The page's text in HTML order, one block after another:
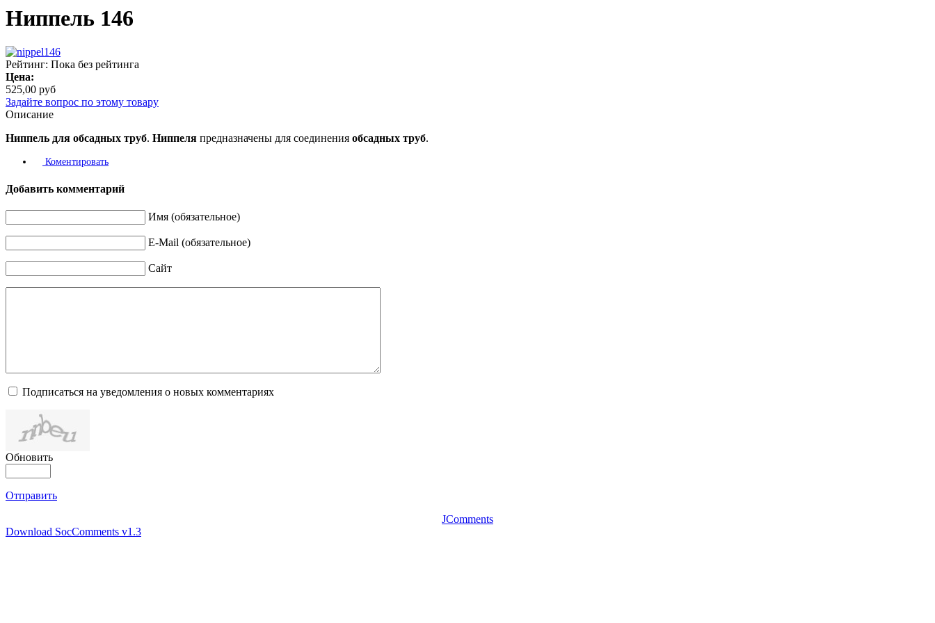
Ниппель 146
Рейтинг: Пока без рейтинга
Цена:
525,00 руб
Задайте вопрос по этому товару
Описание
Ниппель для обсадных труб. Ниппеля предназначены для соединения обсадных труб.
Коментировать
Добавить комментарий
Имя (обязательное)
E-Mail (обязательное)
Сайт
Подписаться на уведомления о новых комментариях
Обновить
Отправить
JComments
Download SocComments v1.3